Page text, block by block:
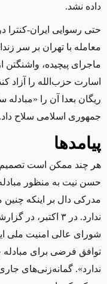
داده نشد.
معامله با تهران بر سر
ماجرای پیچیده، واشنگتن
اسارت حزب‌الله را آزاد
ریگان بعدا آن را «مبادله
جمهوری اسلامی سلاح داد.
پیامدها
هر چند ممکن است تصمیم
حسن نیت به منظور مبادله
مدرکی دال بر اینکه
ندارد. در ۳
شورای عالی امنیت ملی
توافق فرضی برای
ندارد». گمانه‌زنی‌های